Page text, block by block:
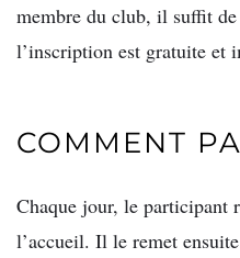
membre du club, il suffit de
l’inscription est gratuite et
COMMENT
Chaque jour, le participant
l’accueil. Il le remet